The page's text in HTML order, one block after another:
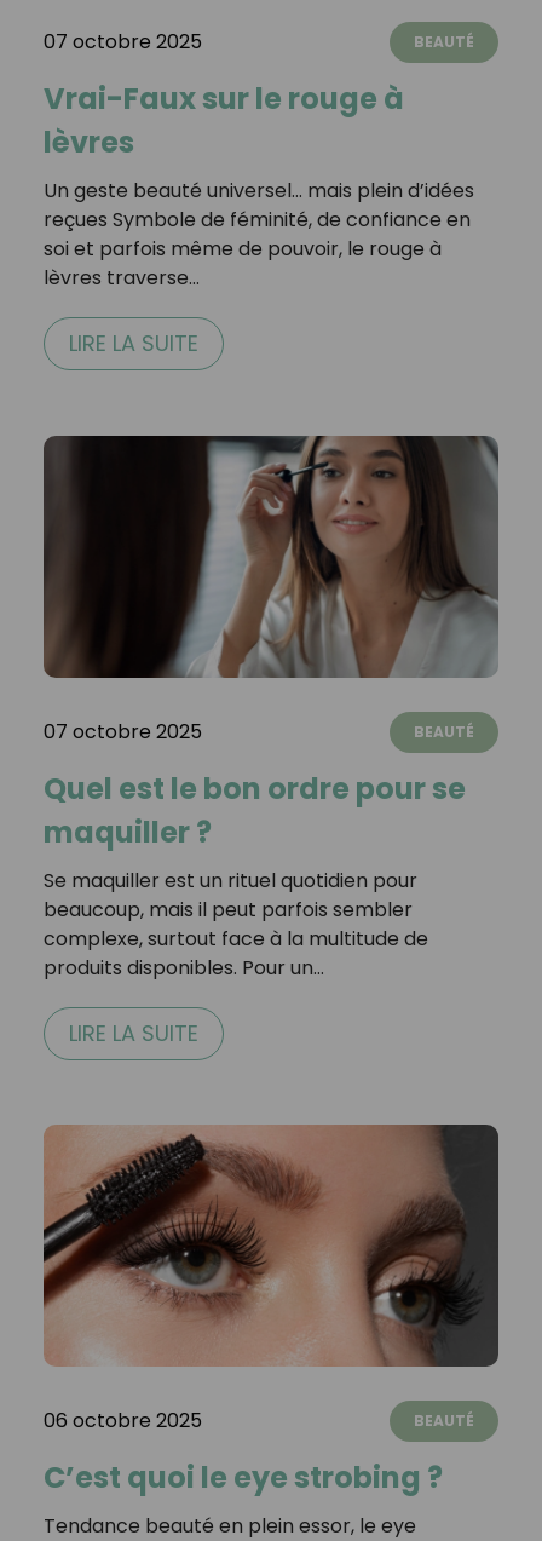
07 octobre 2025 BEAUTÉ
Vrai-Faux sur le rouge à
lèvres
Un geste beauté universel… mais plein d’idées
reçues Symbole de féminité, de confiance en
soi et parfois même de pouvoir, le rouge à
lèvres traverse…
LIRE LA SUITE
07 octobre 2025 BEAUTÉ
Quel est le bon ordre pour se
maquiller ?
Se maquiller est un rituel quotidien pour
beaucoup, mais il peut parfois sembler
complexe, surtout face à la multitude de
produits disponibles. Pour un…
LIRE LA SUITE
06 octobre 2025 BEAUTÉ
C’est quoi le eye strobing ?
Tendance beauté en plein essor, le eye